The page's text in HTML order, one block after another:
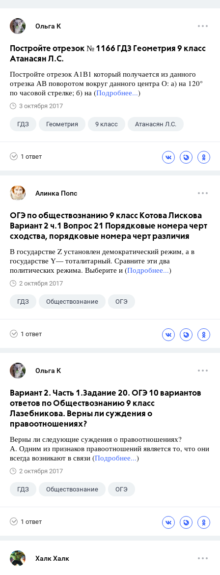
Ольга К
Постройте отрезок № 1166 ГДЗ Геометрия 9 класс
Атанасян Л.С.
Постройте отрезок А1В1 который получается из данного
отрезка АВ поворотом вокруг данного центра О: а) на 120°
по часовой стрелке; б) на (Подробнее...)
3 октября 2017
ГДЗ Геометрия 9 класс Атанасян Л.С.
1 ответ
Алинка Попс
ОГЭ по обществознанию 9 класс Котова Лискова
Вариант 2 ч.1 Вопрос 21 Порядковые номера черт
сходства, порядковые номера черт различия
В государстве Z установлен демократический режим, а в
государстве Y— тоталитарный. Сравните эти два
политических режима. Выберите и (Подробнее...)
2 октября 2017
ГДЗ Обществознание ОГЭ
1 ответ
Ольга К
Вариант 2. Часть 1.Задание 20. ОГЭ 10 вариантов
ответов по Обществознанию 9 класс
Лазебникова. Верны ли суждения о
правоотношениях?
Верны ли следующие суждения о правоотношениях?
А. Одним из признаков правоотношений является то, что они
всегда возникают в связи (Подробнее...)
2 октября 2017
ГДЗ Обществознание ОГЭ
1 ответ
Халк Халк